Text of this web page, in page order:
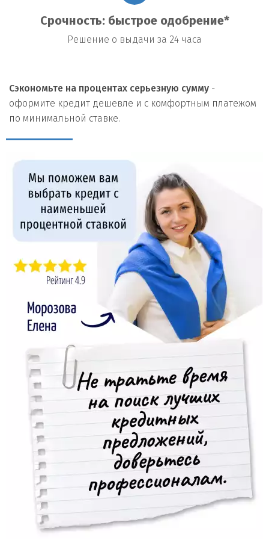
Срочность: быстрое одобрение*
Решение о выдачи за 24 часа
Сэкономьте на процентах серьезную сумму -
оформите кредит дешевле и с комфортным платежом
по минимальной ставке.